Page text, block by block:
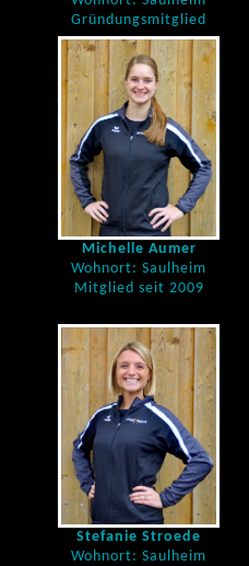
Gründungsmitglied
Michelle Aumer
Wohnort: Saulheim
Mitglied seit 2009
Stefanie Stroede
Wohnort: Saulheim